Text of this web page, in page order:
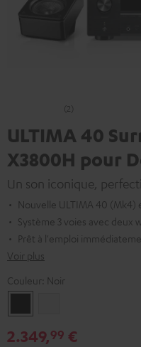
(2)
ULTIMA 40
X3800H pour
Un son iconique,
Nouvelle ULTIMA 40 (Mk4)
Système 3 voies avec deux
Prêt à l'emploi
Voir plus
Couleur: Noir
2.349,99 €